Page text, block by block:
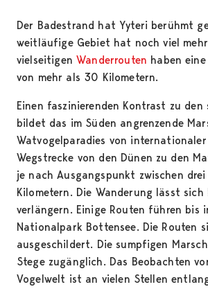
Der Badestrand hat Yyteri berühmt
weitläufige Gebiet hat noch viel
vielseitigenWanderrouten haben
von mehr als 30 Kilometern.
Einen faszinierenden Kontrast zu den
bildet das im Süden angrenzende
Watvogelparadies von
Wegstrecke von den Dünen zu den
je nach Ausgangspunkt zwischen
Kilometern. Die Wanderung lässt sich
verlängern. Einige Routen führen bis
Nationalpark Bottensee. Die Routen
ausgeschildert. Die sumpfigen
Stege zugänglich. Das Beobachten
Vogelwelt ist an vielen Stellen